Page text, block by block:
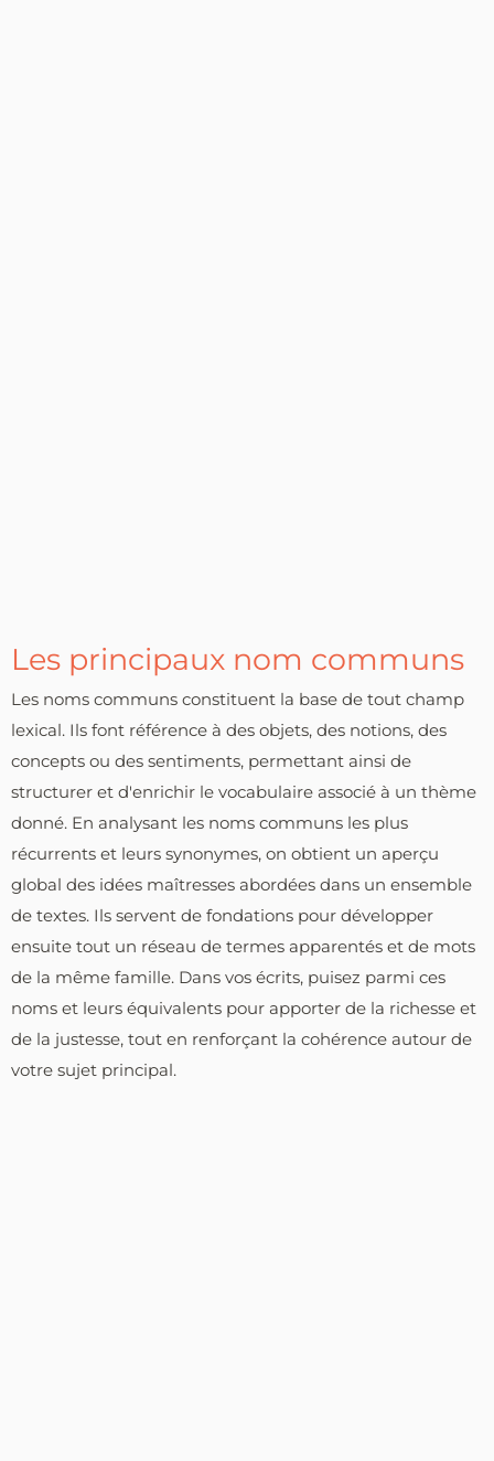
Les principaux nom communs
Les noms communs constituent la base de tout champ
lexical. Ils font référence à des objets, des notions, des
concepts ou des sentiments, permettant ainsi de
structurer et d'enrichir le vocabulaire associé à un thème
donné. En analysant les noms communs les plus
récurrents et leurs synonymes, on obtient un aperçu
global des idées maîtresses abordées dans un ensemble
de textes. Ils servent de fondations pour développer
ensuite tout un réseau de termes apparentés et de mots
de la même famille. Dans vos écrits, puisez parmi ces
noms et leurs équivalents pour apporter de la richesse et
de la justesse, tout en renforçant la cohérence autour de
votre sujet principal.